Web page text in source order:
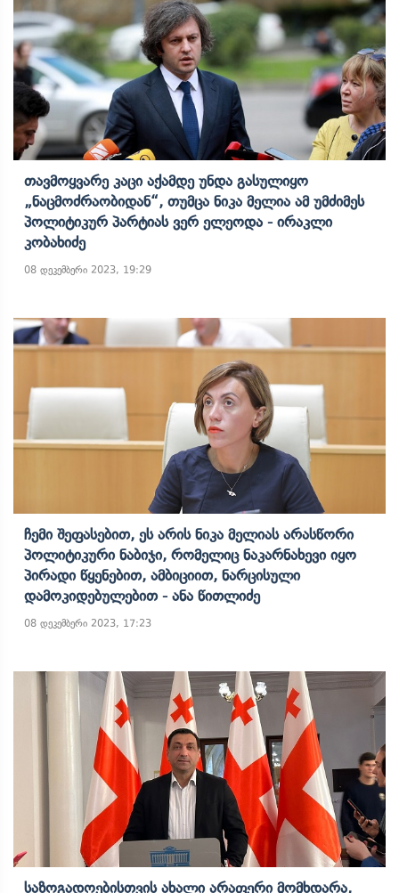
Თავმოყვარე Კაცი Აქამდე Უნდა Გასულიყო
„ნაცმოძრაობიდან“, Თუმცა Ნიკა Მელია Ამ Უმძიმეს
Პოლიტიკურ Პარტიას Ვერ Ელეოდა - Ირაკლი
Კობახიძე
08 დეკემბერი 2023, 19:29
Ჩემი Შეფასებით, Ეს Არის Ნიკა Მელიას Არასწორი
Პოლიტიკური Ნაბიჯი, Რომელიც Ნაკარნახევი Იყო
Პირადი Წყენებით, Ამბიციით, Ნარცისული
Დამოკიდებულებით - Ანა Წითლიძე
08 დეკემბერი 2023, 17:23
Საზოგადოებისთვის Ახალი Არაფერი Მომხდარა,